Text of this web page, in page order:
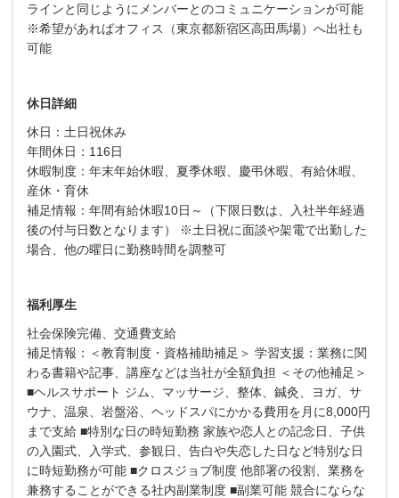
ラインと同じようにメンバーとのコミュニケーションが可能
※希望があればオフィス（東京都新宿区高田馬場）へ出社も
可能
休日詳細
休日：土日祝休み
年間休日：116日
休暇制度：年末年始休暇、夏季休暇、慶弔休暇、有給休暇、
産休・育休
補足情報：年間有給休暇10日～（下限日数は、入社半年経過
後の付与日数となります） ※土日祝に面談や架電で出勤した
場合、他の曜日に勤務時間を調整可
福利厚生
社会保険完備、交通費支給
補足情報：＜教育制度・資格補助補足＞ 学習支援：業務に関
わる書籍や記事、講座などは当社が全額負担 ＜その他補足＞
■ヘルスサポート ジム、マッサージ、整体、鍼灸、ヨガ、サ
ウナ、温泉、岩盤浴、ヘッドスパにかかる費用を月に8,000円
まで支給 ■特別な日の時短勤務 家族や恋人との記念日、子供
の入園式、入学式、参観日、告白や失恋した日など特別な日
に時短勤務が可能 ■クロスジョブ制度 他部署の役割、業務を
兼務することができる社内副業制度 ■副業可能 競合にならな